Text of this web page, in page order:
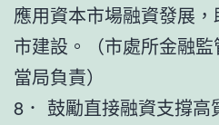
應用資本市場融資發展
市建設。（市處所金融
當局負責）
8． 鼓勵直接融資支撐